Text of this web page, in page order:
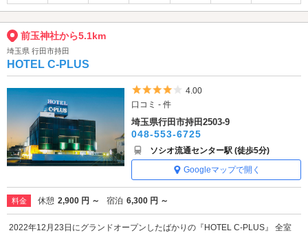
前玉神社から5.1km
埼玉県 行田市持田
HOTEL C-PLUS
5つ星のうち4
4.00
口コミ - 件
埼玉県行田市持田2503-9
048-553-6725
ソシオ流通センター駅 (徒歩5分)
Googleマップで開く
料金 休憩 2,900 円 ～ 宿泊 6,300 円 ～
2022年12月23日にグランドオープンしたばかりの『HOTEL C-PLUS』 全室